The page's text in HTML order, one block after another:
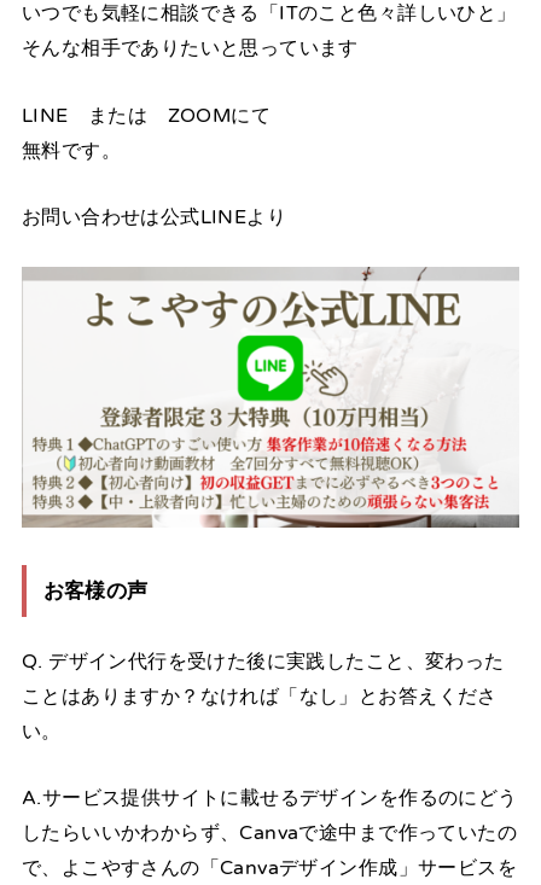
いつでも気軽に相談できる「ITのこと色々詳しいひと」
そんな相手でありたいと思っています
LINE または ZOOMにて
無料です。
お問い合わせは公式LINEより
お客様の声
Q. デザイン代行を受けた後に実践したこと、変わった
ことはありますか？なければ「なし」とお答えくださ
い。
A.サービス提供サイトに載せるデザインを作るのにどう
したらいいかわからず、Canvaで途中まで作っていたの
で、よこやすさんの「Canvaデザイン作成」サービスを